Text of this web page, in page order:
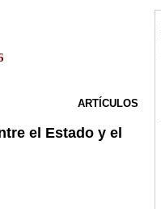
ARTÍCULOS
el Estado y el